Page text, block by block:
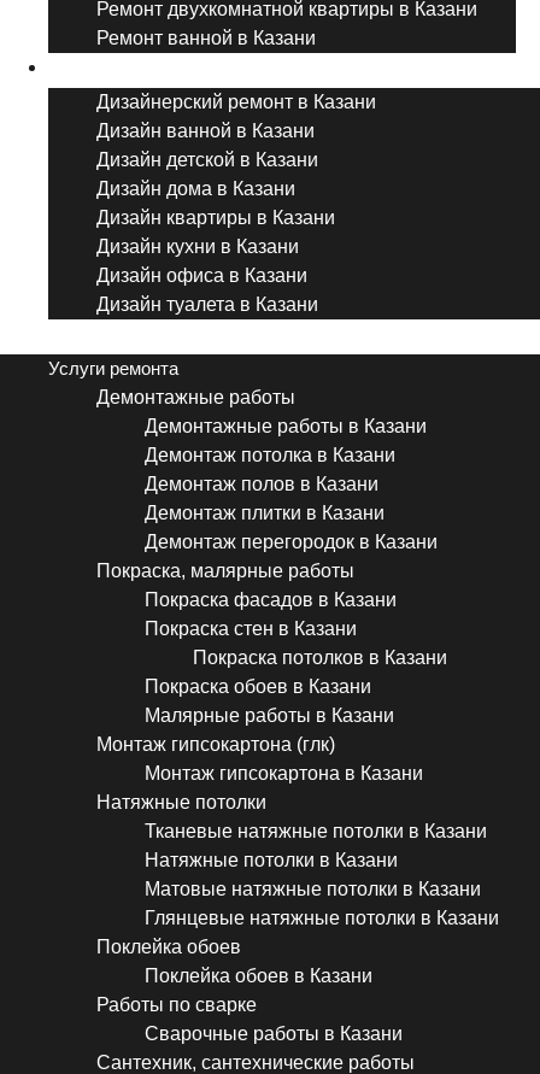
Ремонт двухкомнатной квартиры в Казани
Ремонт ванной в Казани
Дизайнерский ремонт в Казани
Дизайн ванной в Казани
Дизайн детской в Казани
Дизайн дома в Казани
Дизайн квартиры в Казани
Дизайн кухни в Казани
Дизайн офиса в Казани
Дизайн туалета в Казани
Услуги ремонта
Демонтажные работы
Демонтажные работы в Казани
Демонтаж потолка в Казани
Демонтаж полов в Казани
Демонтаж плитки в Казани
Демонтаж перегородок в Казани
Покраска, малярные работы
Покраска фасадов в Казани
Покраска стен в Казани
Покраска потолков в Казани
Покраска обоев в Казани
Малярные работы в Казани
Монтаж гипсокартона (глк)
Монтаж гипсокартона в Казани
Натяжные потолки
Тканевые натяжные потолки в Казани
Натяжные потолки в Казани
Матовые натяжные потолки в Казани
Глянцевые натяжные потолки в Казани
Поклейка обоев
Поклейка обоев в Казани
Работы по сварке
Сварочные работы в Казани
Сантехник, сантехнические работы